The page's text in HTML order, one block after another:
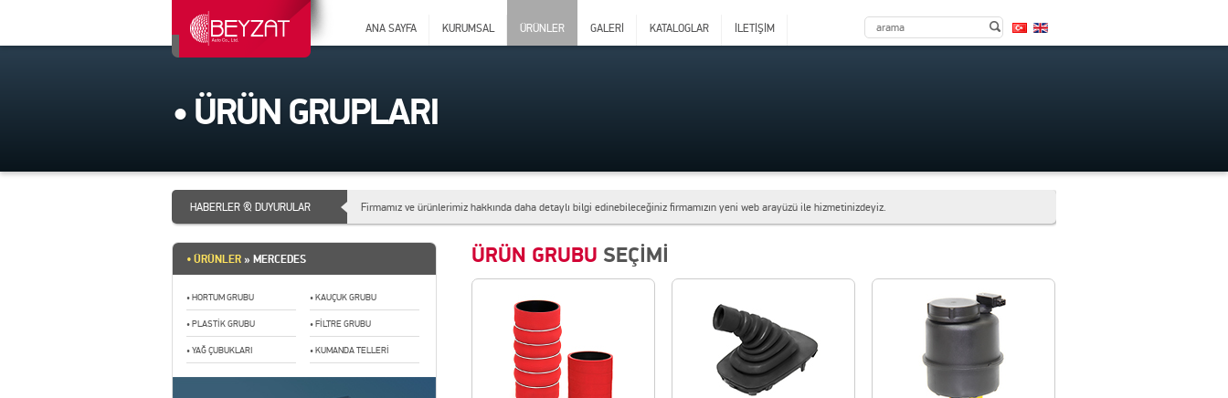
ANA SAYFA KURUMSAL ÜRÜNLER GALERİ KATALOGLAR İLETİŞİM
• ÜRÜN GRUPLARI
HABERLER & DUYURULAR Firmamız ve ürünlerimiz hakkında daha detaylı bilgi edinebileceğiniz firmamızın yeni web arayüzü ile hizmetinizdeyiz.
9-12 Nisan tarihleri arasında düzenlenecek olan Automechanika fuarında; 2. Hol C145 nolu standımıza bekliyoruz.
• ÜRÜNLER » MERCEDES
• HORTUM GRUBU • KAUÇUK GRUBU
• PLASTİK GRUBU • FİLTRE GRUBU
• YAĞ ÇUBUKLARI • KUMANDA TELLERİ
ÜRÜN GRUBU SEÇİMİ